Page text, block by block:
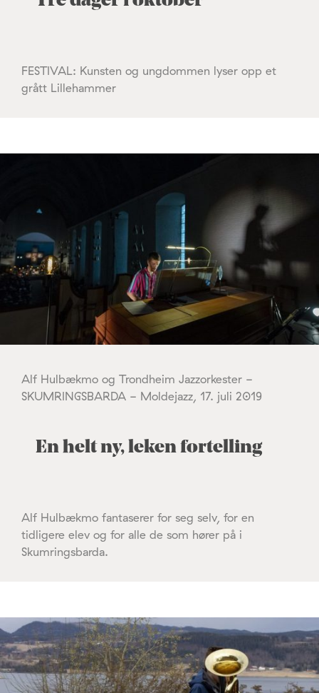
FESTIVAL: Kunsten og ungdommen lyser opp et
grått Lillehammer
Alf Hulbækmo og Trondheim Jazzorkester -
SKUMRINGSBARDA - Moldejazz, 17. juli 2019
En helt ny, leken fortelling
Alf Hulbækmo fantaserer for seg selv, for en
tidligere elev og for alle de som hører på i
Skumringsbarda.